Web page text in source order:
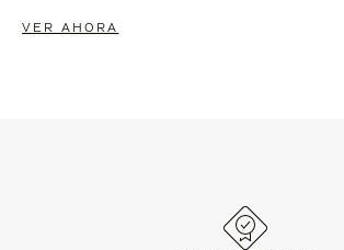
VER AHORA